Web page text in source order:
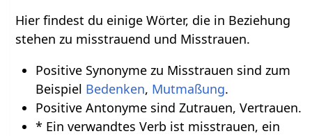
Hier findest du einige Wörter, die in Beziehung
stehen zu misstrauend und Misstrauen.
Positive Synonyme zu Misstrauen sind zum
Beispiel Bedenken, Mutmaßung.
Positive Antonyme sind Zutrauen, Vertrauen.
* Ein verwandtes Verb ist misstrauen, ein